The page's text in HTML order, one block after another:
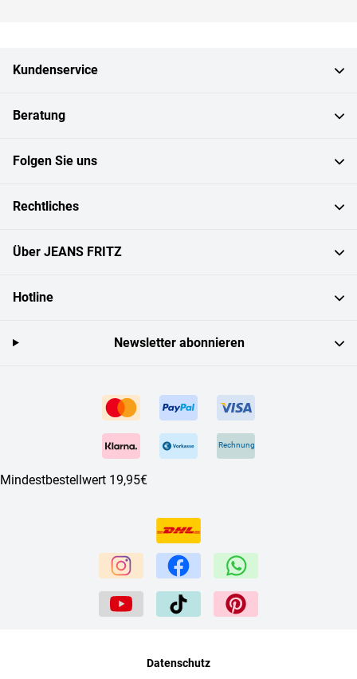
Kundenservice
Beratung
Folgen Sie uns
Rechtliches
Über JEANS FRITZ
Hotline
Rechnung
Mindestbestellwert 19,95€
Newsletter abonnieren
Datenschutz